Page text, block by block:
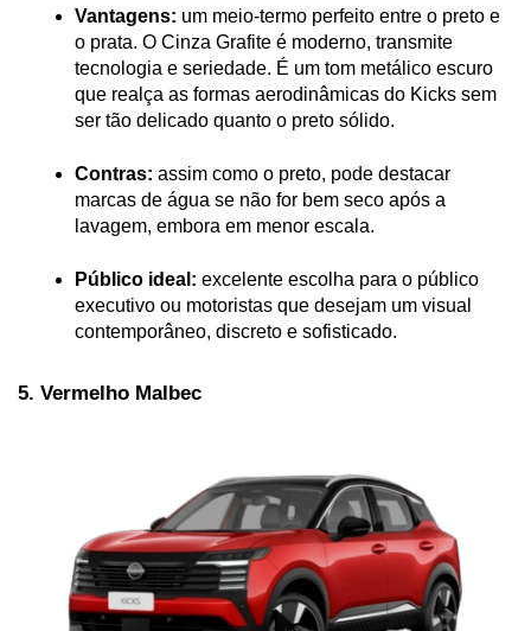
Vantagens: um meio-termo perfeito entre o preto e
o prata. O Cinza Grafite é moderno, transmite
tecnologia e seriedade. É um tom metálico escuro
que realça as formas aerodinâmicas do Kicks sem
ser tão delicado quanto o preto sólido.
Contras: assim como o preto, pode destacar
marcas de água se não for bem seco após a
lavagem, embora em menor escala.
Público ideal: excelente escolha para o público
executivo ou motoristas que desejam um visual
contemporâneo, discreto e sofisticado.
5. Vermelho Malbec